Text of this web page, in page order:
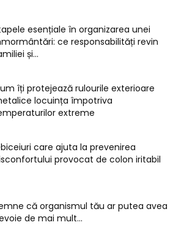
esențiale în organizarea unei
ce responsabilități revin
și...
îți protejează rulourile exterioare
locuința împotriva
extreme
care ajuta la prevenirea
provocat de colon iritabil
că organismul tău ar putea avea
de mai mult...